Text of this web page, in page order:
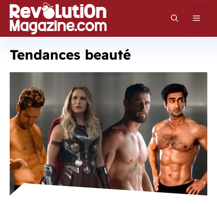
Aller
au
contenu
Tendances beauté